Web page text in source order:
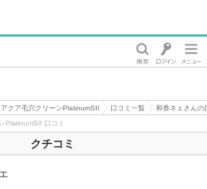
アクア毛穴クリーンPlatinumSII 口コミ一覧
和香ネェさんの
PlatinumSII 口コミ
クチコミ